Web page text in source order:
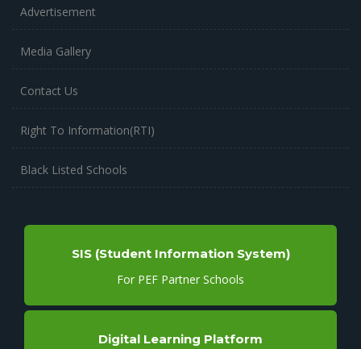
Advertisement
Media Gallery
Contact Us
Right To Information(RTI)
Black Listed Schools
SIS (Student Information System)
For PEF Partner Schools
Digital Learning Platform